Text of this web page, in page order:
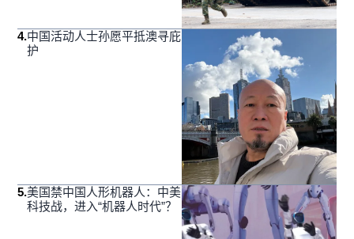
4.中国活动人士孙愿平抵澳寻庇
护
5.美国禁中国人形机器人：中美
科技战，进入“机器人时代”？